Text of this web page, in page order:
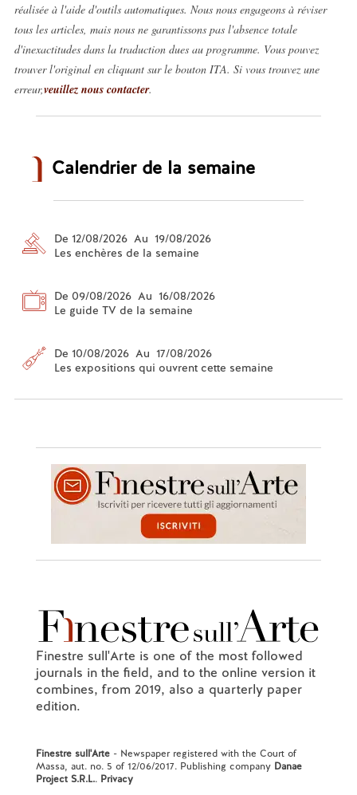
réalisée à l'aide d'outils automatiques. Nous nous engageons à réviser
tous les articles, mais nous ne garantissons pas l'absence totale
d'inexactitudes dans la traduction dues au programme. Vous pouvez
trouver l'original en cliquant sur le bouton ITA. Si vous trouvez une
erreur,veuillez nous contacter.
Calendrier de la semaine
De 12/08/2026 Au 19/08/2026
Les enchères de la semaine
De 09/08/2026 Au 16/08/2026
Le guide TV de la semaine
De 10/08/2026 Au 17/08/2026
Les expositions qui ouvrent cette semaine
Finestre sull'Arte is one of the most followed
journals in the field, and to the online version it
combines, from 2019, also a quarterly paper
edition.
Finestre sull'Arte- Newspaper registered with the Court of
Massa, aut. no. 5 of 12/06/2017. Publishing company Danae
Project S.R.L.. Privacy